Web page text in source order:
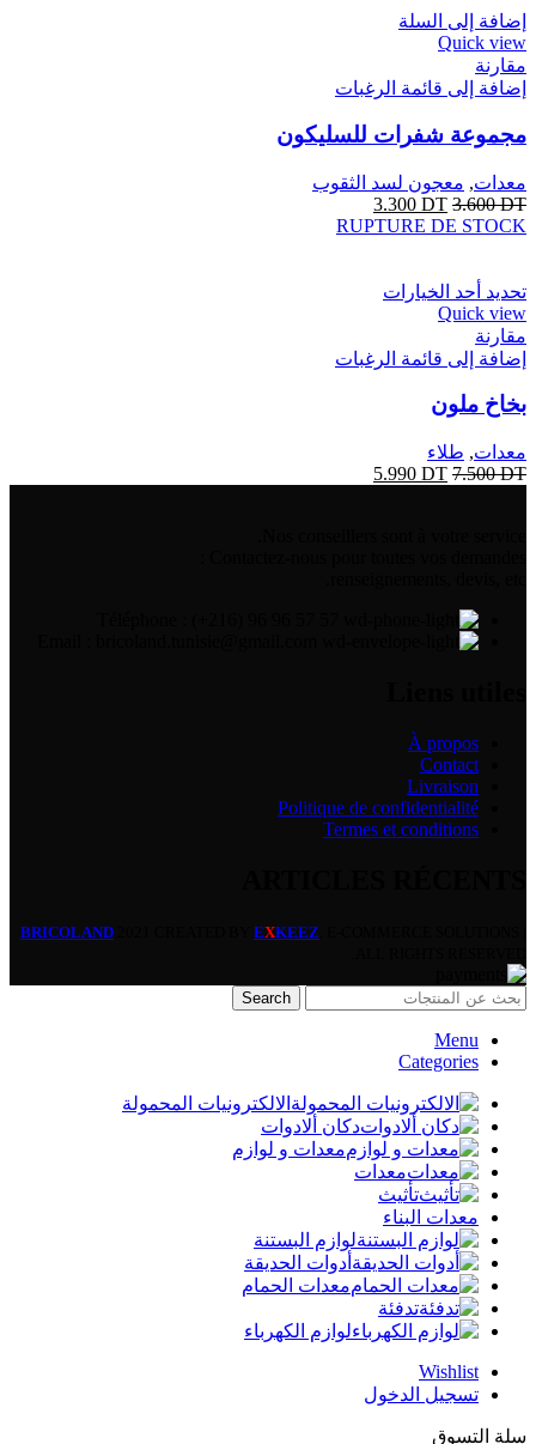
إضافة إلى السلة
Quick view
مقارنة
إضافة إلى قائمة الرغبات
مجموعة شفرات للسليكون
معدات, معجون لسد الثقوب
3.600DT
3.300 DT
RUPTURE DE STOCK
تحديد أحد الخيارات
Quick view
مقارنة
إضافة إلى قائمة الرغبات
بخاخ ملون
معدات, طلاء
7.500DT
5.990 DT
À propos
Contact
Livraison
Politique de confidentialité
Termes et conditions
BRICOLAND EXKEEZ
Search
Menu
Categories
الالكترونيات المحمولة
دكان ألادوات
معدات و لوازم
معدات
تأثيث
معدات البناء
لوازم البستنة
أدوات الحديقة
معدات الحمام
تدفئة
لوازم الكهرباء
Wishlist
تسجيل الدخول
سلة التسوق